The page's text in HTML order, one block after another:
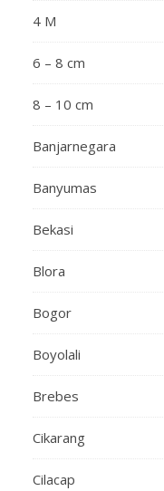
UNGARAN,
4 M
6 – 8 cm
8 – 10 cm
Banjarnegara
Banyumas
Bekasi
Blora
Bogor
Boyolali
Brebes
Cikarang
Cilacap